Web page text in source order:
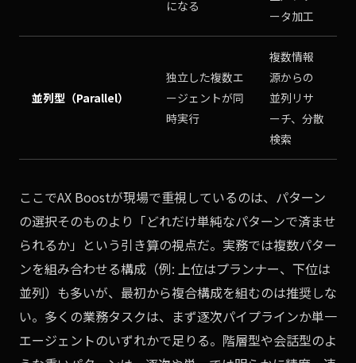
になる
ータ加工
並列型（Parallel）
独立した複数エ
ージェントが同
時実行
複数情報
源からの
並列リサ
ーチ、分散
検索
ここでAX Boostが現場で重視しているのは、パターン
の選択そのものより「どれだけ単純なパターンで済ませ
られるか」という引き算の視点だ。実務では複数パター
ンを組み合わせる構成（例: 上位はプランナー、下位は
並列）も多いが、最初から複合構成を組むのは推奨しな
い。多くの業務タスクは、まず逐次パイプラインか単一
エージェントのいずれかで足りる。階層型や会話型のよ